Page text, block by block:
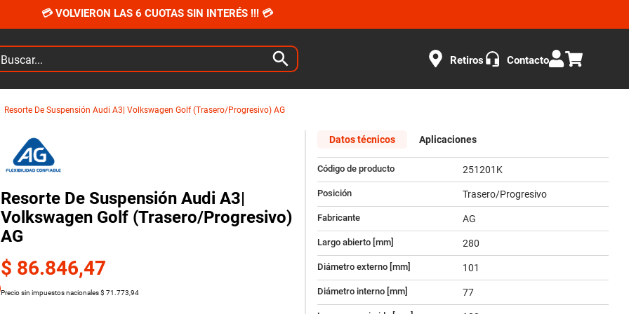
💳 VOLVIERON LAS 6 CUOTAS SIN INTERÉS !!! 💳
Retiros Contacto
Resorte De Suspensión Audi A3| Volkswagen Golf (Trasero/Progresivo) AG
Resorte De Suspensión Audi A3|
Volkswagen Golf (Trasero/Progresivo)
AG
$ 86.846,47
Precio sin impuestos nacionales$ 71 773 94
Datos técnicos Aplicaciones
Código de producto 251201K
Posición Trasero/Progresivo
Fabricante AG
Largo abierto [mm] 280
Diámetro externo [mm] 101
Diámetro interno [mm] 77